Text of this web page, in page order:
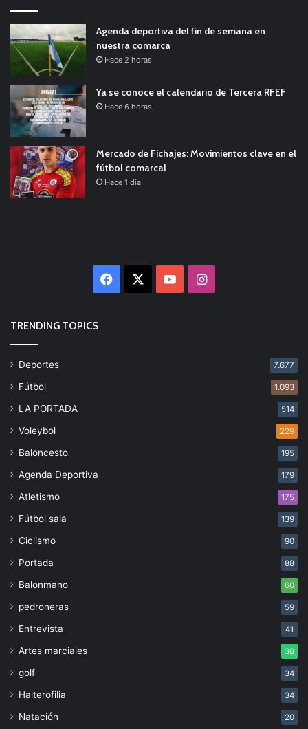
Agenda deportiva del fin de semana en
nuestra comarca
Hace 2 horas
Ya se conoce el calendario de Tercera RFEF
Hace 6 horas
Mercado de Fichajes: Movimientos clave en el
fútbol comarcal
Hace 1 día
Facebook YouTubeInstagram
TRENDING TOPICS
Deportes 7.677
Fútbol 1.093
LA PORTADA 514
Voleybol 229
Baloncesto 195
Agenda Deportiva 179
Atletismo 175
Fútbol sala 139
Ciclismo 90
Portada 88
Balonmano 60
pedroneras 59
Entrevista 41
Artes marciales 38
golf 34
Halterofilia 34
Natación 20